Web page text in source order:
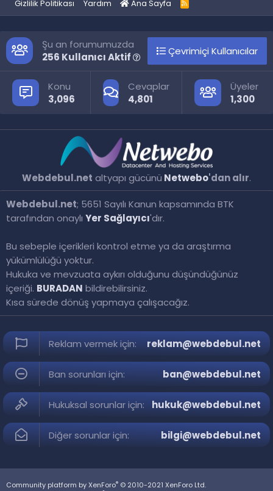
Gizlilik Politikası
Yardım Ana Sayfa
R
S
Şu an forumumuzda
256 Kullanıcı Aktif
Çevrimiçi Kullanıcılar
Konu
3,096
Cevaplar
4,801
Üyeler
1,300
Webdebul.net; 5651 Sayılı Kanun kapsamında BTK
tarafından onaylı Yer Sağlayıcı'dır.
Bu sebeple içerikleri kontrol etme ya da araştırma
yükümlülüğü yoktur.
Hukuka ve mevzuata aykırı olduğunu düşündüğünüz
içeriği. BURADAN bildirebilirsiniz.
Kısa sürede dönüş yapmaya çalışacağız.
Webdebul.net altyapı gücünü Netwebo'dan alır.
Reklam vermek için: reklam@webdebul.net
Ban sorunları için: ban@webdebul.net
Hukuksal sorunlar için: hukuk@webdebul.net
Diğer sorunlar için: bilgi@webdebul.net
Community platform by XenForo® © 2010-2021 XenForo Ltd.